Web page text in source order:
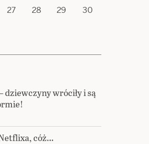
27 28 29
30
dziewczyny wróciły i są
cóż…